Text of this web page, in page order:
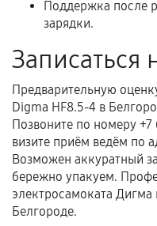
отдельных
Если
самостоятельно
Гарантия на
сохраняться
соблюдены
Предоставленные
техническим
Поддержка после
зарядки.
Записаться
Предварительную
Digma HF8.5-4 в
Позвоните по номеру
визите приём ведём по
Возможен аккуратный
бережно упакуем.
электросамоката
Белгороде.